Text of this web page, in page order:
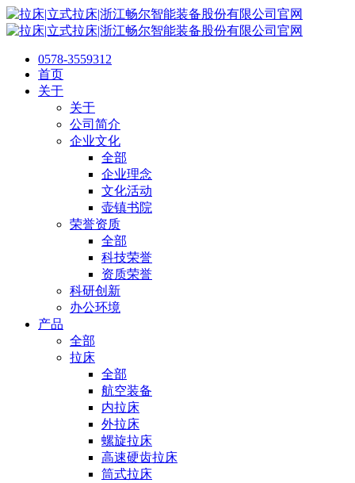
0578-3559312
首页
关于
关于
公司简介
企业文化
全部
企业理念
文化活动
壶镇书院
荣誉资质
全部
科技荣誉
资质荣誉
科研创新
办公环境
产品
全部
拉床
全部
航空装备
内拉床
外拉床
螺旋拉床
高速硬齿拉床
筒式拉床